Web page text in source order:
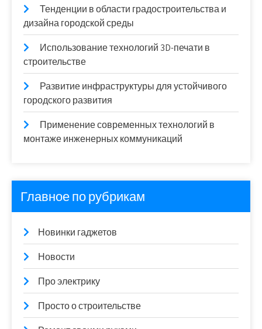
Тенденции в области градостроительства и
дизайна городской среды
Использование технологий 3D-печати в
строительстве
Развитие инфраструктуры для устойчивого
городского развития
Применение современных технологий в
монтаже инженерных коммуникаций
Главное по рубрикам
Новинки гаджетов
Новости
Про электрику
Просто о строительстве